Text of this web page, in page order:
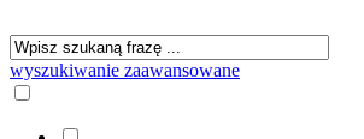
wyszukiwanie zaawansowane